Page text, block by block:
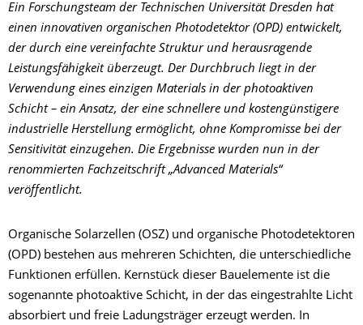
Ein Forschungsteam der Technischen Universität Dresden hat
einen innovativen organischen Photodetektor (OPD) entwickelt,
der durch eine vereinfachte Struktur und herausragende
Leistungsfähigkeit überzeugt. Der Durchbruch liegt in der
Verwendung eines einzigen Materials in der photoaktiven
Schicht – ein Ansatz, der eine schnellere und kostengünstigere
industrielle Herstellung ermöglicht, ohne Kompromisse bei der
Sensitivität einzugehen. Die Ergebnisse wurden nun in der
renommierten Fachzeitschrift „Advanced Materials“
veröffentlicht.
Organische Solarzellen (OSZ) und organische Photodetektoren
(OPD) bestehen aus mehreren Schichten, die unterschiedliche
Funktionen erfüllen. Kernstück dieser Bauelemente ist die
sogenannte photoaktive Schicht, in der das eingestrahlte Licht
absorbiert und freie Ladungsträger erzeugt werden. In